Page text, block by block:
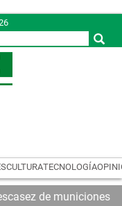
CULTURATECNOLOGÍA
de municiones